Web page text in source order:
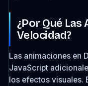
¿Por Qué
Velocidad?
Las animaciones en
JavaScript
los efectos visuales.